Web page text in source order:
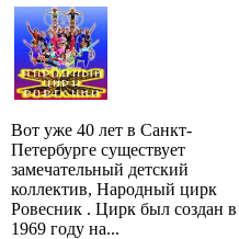
Вот уже 40 лет в Санкт-
Петербурге существует
замечательный детский
коллектив, Народный цирк
Ровесник . Цирк был создан в
1969 году на...